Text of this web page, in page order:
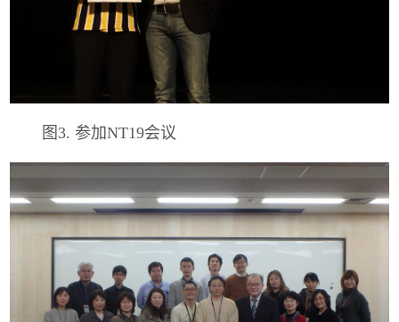
图3. 参加NT19会议